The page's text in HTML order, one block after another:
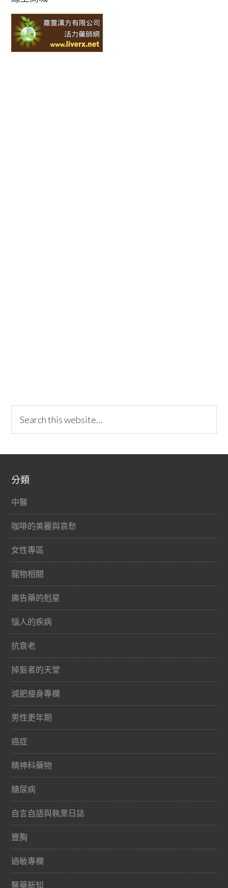
分類
中醫
咖啡的美麗與哀愁
女性專區
寵物相關
廣告藥的剋星
惱人的疾病
抗衰老
掉髮者的天堂
減肥瘦身專欄
男性更年期
癌症
精神科藥物
糖尿病
自言自語與執業日誌
豐胸
過敏專欄
醫藥新知